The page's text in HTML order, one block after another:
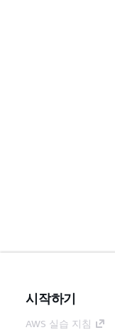
시작하기
AWS 실습 지침